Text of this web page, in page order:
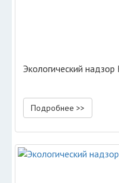
Экологический надзор
Подробнее >>